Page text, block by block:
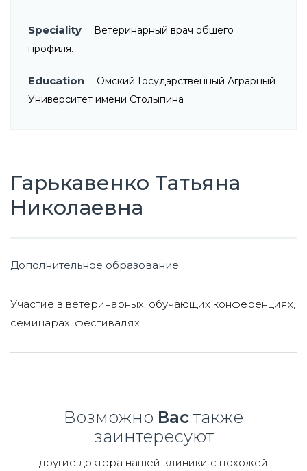
Speciality
Ветеринарный врач общего
профиля.
Education
Омский Государственный Аграрный
Университет имени Столыпина
Гарькавенко Татьяна
Николаевна
Дополнительное образование
Участие в ветеринарных, обучающих конференциях,
семинарах, фестивалях.
Возможно Вас также
заинтересуют
другие доктора нашей клиники с похожей